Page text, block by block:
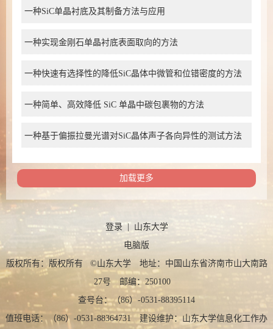
一种SiC单晶衬底及其制备方法与应用
一种实现金刚石单晶衬底表面取向的方法
一种快速有选择性的降低SiC晶体中微管和位错密度的方法
一种简单、高效降低 SiC 单晶中碳包裹物的方法
一种基于偏振拉曼光谱对SiC晶体声子各向异性的测试方法
加载更多
登录| 山东大学
电脑版
版权所有：版权所有 ©山东大学 地址：中国山东省济南市山大南路
27号 邮编：250100
查号台：（86）-0531-88395114
值班电话：（86）-0531-88364731 建设维护：山东大学信息化工作办